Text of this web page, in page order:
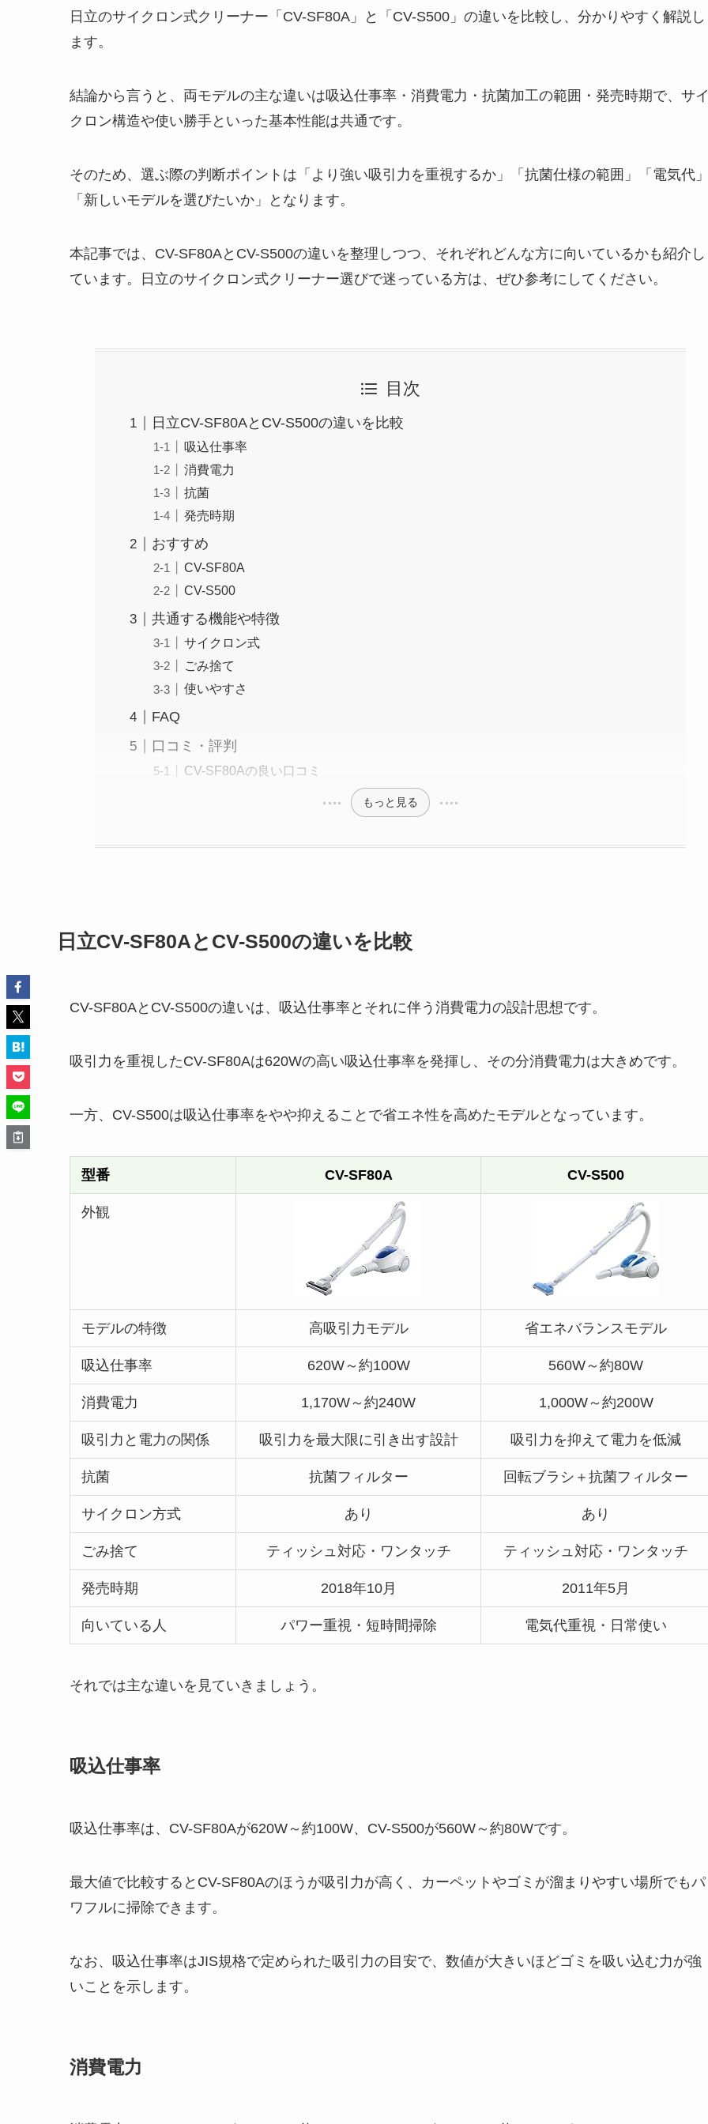
日立のサイクロン式クリーナー「CV-SF80A」と「CV-S500」の違いを比較し、分かりやすく解説し
ます。
結論から言うと、両モデルの主な違いは吸込仕事率・消費電力・抗菌加工の範囲・発売時期で、サ
クロン構造や使い勝手といった基本性能は共通です。
そのため、選ぶ際の判断ポイントは「より強い吸引力を重視するか」「抗菌仕様の範囲」「電気代
「新しいモデルを選びたいか」となります。
本記事では、CV-SF80AとCV-S500の違いを整理しつつ、それぞれどんな方に向いているかも紹介し
ています。日立のサイクロン式クリーナー選びで迷っている方は、ぜひ参考にしてください。
目次
日立CV-SF80AとCV-S500の違いを比較
吸込仕事率
消費電力
抗菌
発売時期
おすすめ
CV-SF80A
CV-S500
共通する機能や特徴
サイクロン式
ごみ捨て
使いやすさ
FAQ
口コミ・評判
CV-SF80Aの良い口コミ
もっと見る
日立CV-SF80AとCV-S500の違いを比較
CV-SF80AとCV-S500の違いは、吸込仕事率とそれに伴う消費電力の設計思想です。
吸引力を重視したCV-SF80Aは620Wの高い吸込仕事率を発揮し、その分消費電力は大きめです。
一方、CV-S500は吸込仕事率をやや抑えることで省エネ性を高めたモデルとなっています。
型番 CV-SF80A CV-S500
外観
モデルの特徴 高吸引力モデル 省エネバランスモデル
吸込仕事率 620W～約100W 560W～約80W
消費電力 1,170W～約240W 1,000W～約200W
吸引力と電力の関係 吸引力を最大限に引き出す設計 吸引力を抑えて電力を低減
抗菌 抗菌フィルター 回転ブラシ＋抗菌フィルター
サイクロン方式 あり あり
ごみ捨て ティッシュ対応・ワンタッチ ティッシュ対応・ワンタッチ
発売時期 2018年10月 2011年5月
向いている人 パワー重視・短時間掃除 電気代重視・日常使い
それでは主な違いを見ていきましょう。
吸込仕事率
吸込仕事率は、CV-SF80Aが620W～約100W、CV-S500が560W～約80Wです。
最大値で比較するとCV-SF80Aのほうが吸引力が高く、カーペットやゴミが溜まりやすい場所でもパ
ワフルに掃除できます。
なお、吸込仕事率はJIS規格で定められた吸引力の目安で、数値が大きいほどゴミを吸い込む力が強
いことを示します。
消費電力